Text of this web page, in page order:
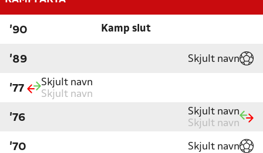
'90 Kamp slut
'89 Skjult navn
'77
Skjult navn
Skjult navn
'76
Skjult navn
Skjult navn
'70 Skjult navn